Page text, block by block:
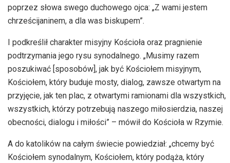
poprzez słowa swego duchowego ojca: „Z wami jestem
chrześcijaninem, a dla was biskupem”.
I podkreślił charakter misyjny Kościoła oraz pragnienie
podtrzymania jego rysu synodalnego. „Musimy razem
poszukiwać [sposobów], jak być Kościołem misyjnym,
Kościołem, który buduje mosty, dialog, zawsze otwartym na
przyjęcie, jak ten plac, z otwartymi ramionami dla wszystkich,
wszystkich, którzy potrzebują naszego miłosierdzia, naszej
obecności, dialogu i miłości” – mówił do Kościoła w Rzymie.
A do katolików na całym świecie powiedział: „chcemy być
Kościołem synodalnym, Kościołem, który podąża, który